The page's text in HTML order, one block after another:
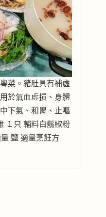
菜。豬肚具有補虛
於氣血虛損、身體
下氣、和胃、止嘔
１只 輔料白鬍椒粉
鹽 適量烹飪方